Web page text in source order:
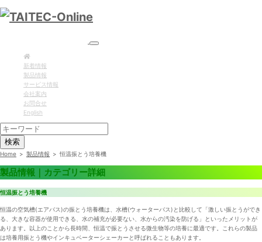
新着情報
製品情報
サービス情報
会社案内
お問合せ
English
検索
Home > 製品情報 > 恒温振とう培養機
製品情報｜カテゴリー詳細
恒温振とう培養機
恒温の空気槽(エアバス)の振とう培養機は、水槽(ウォーターバス)と比較して「激しい振とうができ
る、大きな容器が使用できる、水の補充が必要ない、水からの汚染を防げる」といったメリットが
あります。以上のことから長時間、恒温で振とうさせる微生物等の培養に最適です。これらの製品
は培養用振とう機やインキュベーターシェーカーと呼ばれることもあります。